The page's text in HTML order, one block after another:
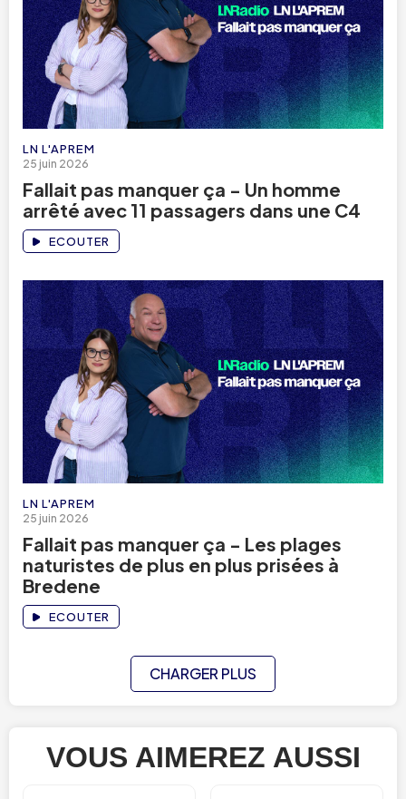
LN L'APREM
25 juin 2026
Fallait pas manquer ça - Un homme
arrêté avec 11 passagers dans une C4
ECOUTER
LN L'APREM
25 juin 2026
Fallait pas manquer ça - Les plages
naturistes de plus en plus prisées à
Bredene
ECOUTER
CHARGER PLUS
VOUS AIMEREZ AUSSI